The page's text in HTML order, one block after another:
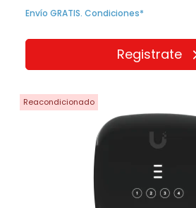
Envío GRATIS. Condiciones*
Registrate
Reacondicionado